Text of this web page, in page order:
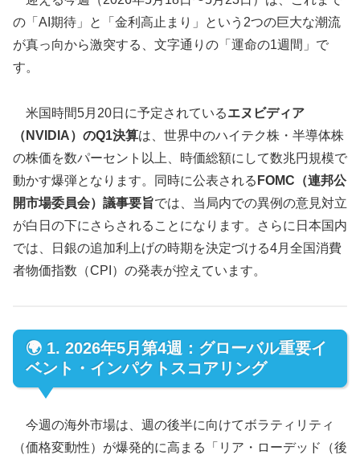
の「AI期待」と「金利高止まり」という2つの巨大な潮流
が真っ向から激突する、文字通りの「運命の1週間」で
す。
米国時間5月20日に予定されているエヌビディア
（NVIDIA）のQ1決算は、世界中のハイテク株・半導体株
の株価を数パーセント以上、時価総額にして数兆円規模で
動かす爆弾となります。同時に公表される FOMC（連邦公
開市場委員会）議事要旨では、当局内での異例の意見対立
が白日の下にさらされることになります。さらに日本国内
では、日銀の追加利上げの時期を決定づける4月全国消費
者物価指数（CPI）の発表が控えています。
🌍 1. 2026年5月第4週：グローバル重要イ
ベント・インパクトスコアリング
今週の海外市場は、週の後半に向けてボラティリティ
（価格変動性）が爆発的に高まる「リア・ローデッド（後